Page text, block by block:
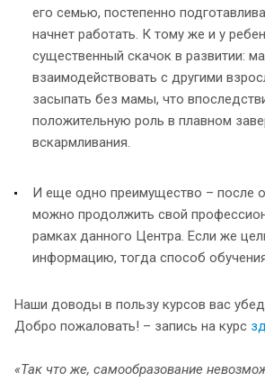
его семью, постепенно
начнет работать. К тому же и у
существенный скачок в развитии:
взаимодействовать с другими
засыпать без мамы, что
положительную роль в плавном
вскармливания.
И еще одно преимущество – после
можно продолжить свой
рамках данного Центра. Если же
информацию, тогда способ
Наши доводы в пользу курсов вас
Добро пожаловать! – запись на курс
«Так что же, самообразование